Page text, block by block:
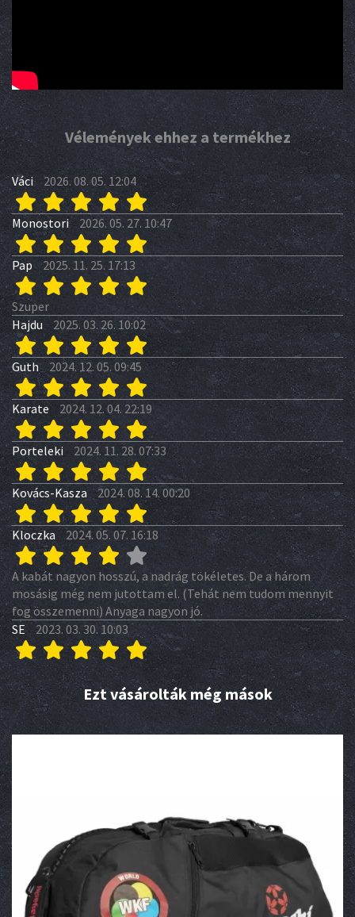
Vélemények ehhez a termékhez
Váci 2026. 08. 05. 12:04
Monostori 2026. 05. 27. 10:47
Pap 2025. 11. 25. 17:13
Szuper
Hajdu
2025. 03. 26. 10:02
Guth 2024. 12. 05. 09:45
Karate 2024. 12. 04. 22:19
Porteleki 2024. 11. 28. 07:33
Kovács-Kasza 2024. 08. 14. 00:20
Kloczka 2024. 05. 07. 16:18
A kabát nagyon hosszú, a nadrág tökéletes. De a három
mosásig még nem jutottam el. (Tehát nem tudom mennyit
fog összemenni) Anyaga nagyon jó.
SE
2023. 03. 30. 10:03
Ezt vásárolták még mások